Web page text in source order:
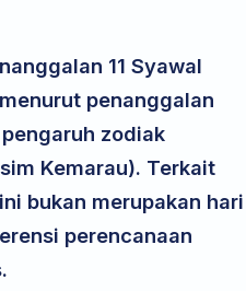
11 Syawal
penanggalan
zodiak
Kemarau). Terkait
bukan merupakan hari
perencanaan